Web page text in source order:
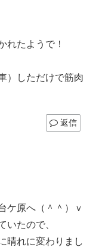
れたようで！
）しただけで筋肉
返信
ケ原へ（＾＾）ｖ
いたので、
晴れに変わりまし